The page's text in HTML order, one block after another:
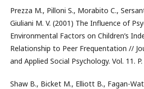
Prezza M., Pilloni S., Morabito C.,
Giuliani M. V. (2001) The Influence of
Environmental Factors on Children’s
Relationship to Peer Frequentation //
and Applied Social Psychology. Vol. 11.
Shaw B., Bicket M., Elliott B., Fagan-